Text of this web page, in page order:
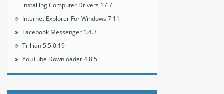
installing Computer Drivers 17.7
Internet Explorer For Windows 7 11
Facebook Messenger 1.4.3
Trillian 5.5.0.19
YouTube Downloader 4.8.5